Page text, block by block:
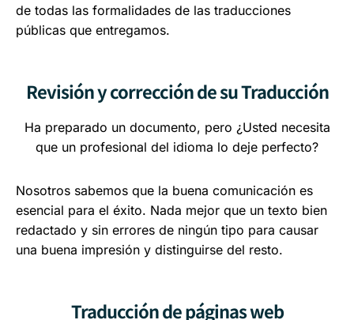
de todas las formalidades de las traducciones
públicas que entregamos.
Revisión y corrección de su Traducción
Ha preparado un documento, pero ¿Usted necesita
que un profesional del idioma lo deje perfecto?
Nosotros sabemos que la buena comunicación es
esencial para el éxito. Nada mejor que un texto bien
redactado y sin errores de ningún tipo para causar
una buena impresión y distinguirse del resto.
Traducción de páginas web